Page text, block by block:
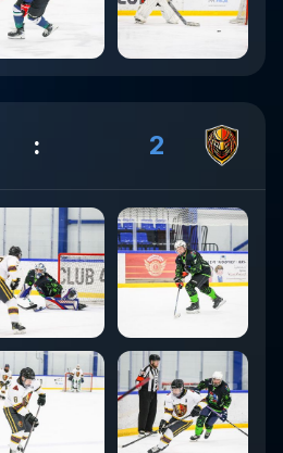
: 2